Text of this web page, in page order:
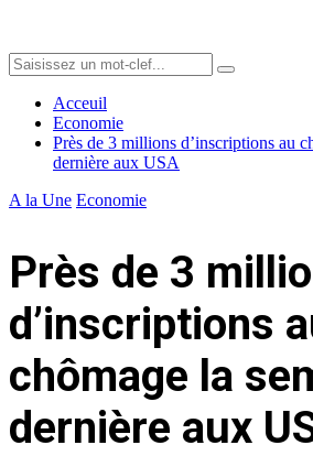
Search
for:
Search
Acceuil
Economie
Près de 3 millions d’inscriptions au
dernière aux USA
A la Une Economie
Près de 3
d’inscriptions
chômage la
dernière aux